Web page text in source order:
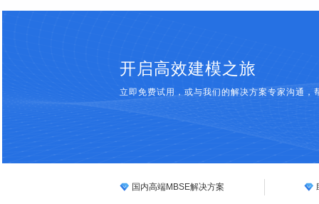
开启高效建模之旅
立即免费试用，或与我们的解决方案专家沟通，
国内高端MBSE解决方案